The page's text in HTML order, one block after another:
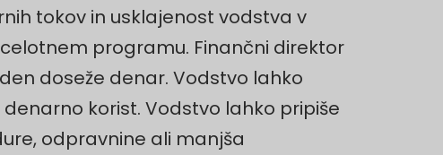
tokov in usklajenost vodstva v
programu. Finančni direktor
doseže denar. Vodstvo lahko
korist. Vodstvo lahko pripiše
odpravnine ali manjša